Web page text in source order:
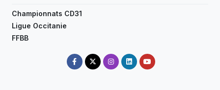
Championnats CD31
Ligue Occitanie
FFBB